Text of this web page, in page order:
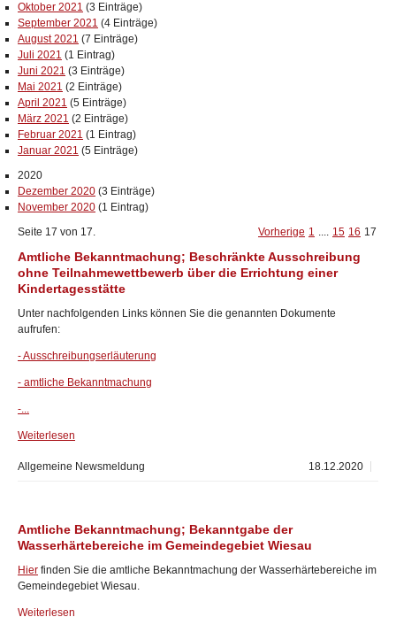
Oktober 2021 (3 Einträge)
September 2021 (4 Einträge)
August 2021 (7 Einträge)
Juli 2021 (1 Eintrag)
Juni 2021 (3 Einträge)
Mai 2021 (2 Einträge)
April 2021 (5 Einträge)
März 2021 (2 Einträge)
Februar 2021 (1 Eintrag)
Januar 2021 (5 Einträge)
2020
Dezember 2020 (3 Einträge)
November 2020 (1 Eintrag)
Seite 17 von 17.
Vorherige 1 .... 15 16 17
Amtliche Bekanntmachung; Beschränkte Ausschreibung
ohne Teilnahmewettbewerb über die Errichtung einer
Kindertagesstätte
Unter nachfolgenden Links können Sie die genannten Dokumente
aufrufen:
- Ausschreibungserläuterung
- amtliche Bekanntmachung
-...
Weiterlesen
18.12.2020
Allgemeine Newsmeldung
Amtliche Bekanntmachung; Bekanntgabe der
Wasserhärtebereiche im Gemeindegebiet Wiesau
Hier finden Sie die amtliche Bekanntmachung der Wasserhärtebereiche im
Gemeindegebiet Wiesau.
Weiterlesen